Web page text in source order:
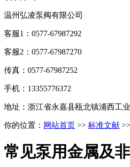
温州弘凌泵阀有限公司
客服1：0577-67987292
客服2：0577-67987270
传真：0577-67987252
手机：13355776372
地址：浙江省永嘉县瓯北镇浦西工
你的位置： 网站首页 >> 标准文献 >>
常见泵用金属及